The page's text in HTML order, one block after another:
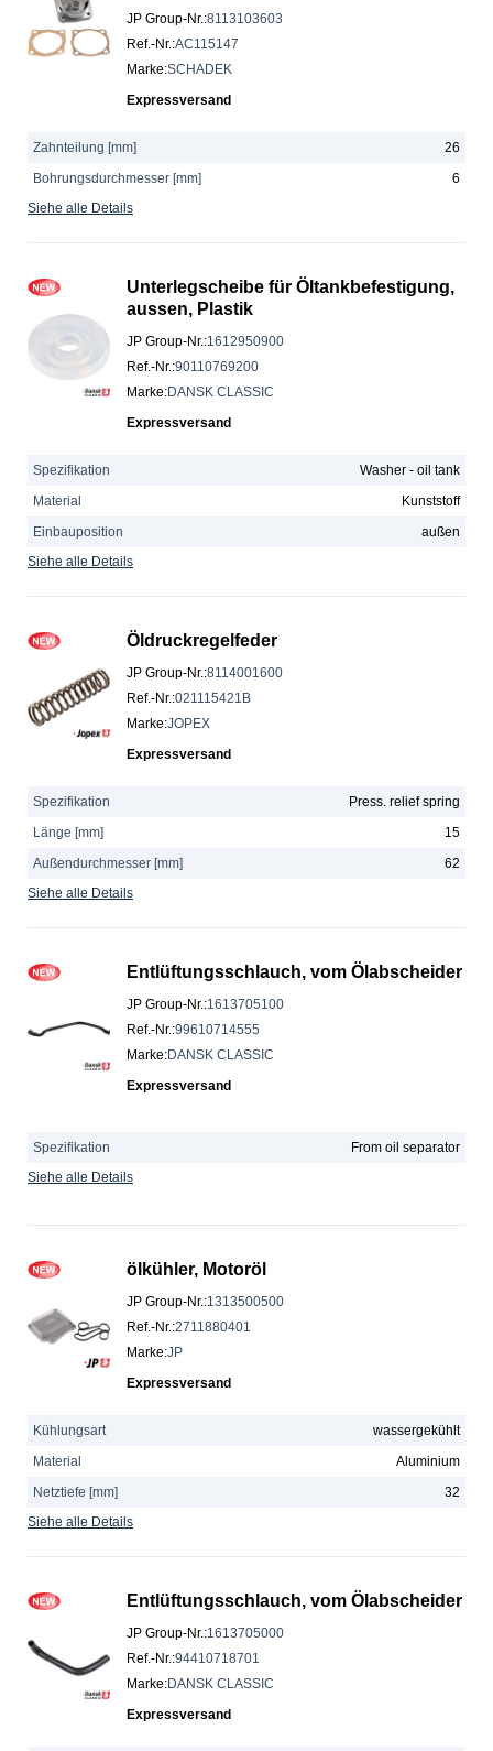
JP Group-Nr.:8113103603
Ref.-Nr.:AC115147
Marke:SCHADEK
Expressversand
Zahnteilung [mm]
26
Bohrungsdurchmesser [mm]
6
Siehe alle Details
Unterlegscheibe für Öltankbefestigung,
aussen, Plastik
JP Group-Nr.:1612950900
Ref.-Nr.:90110769200
Marke:DANSK CLASSIC
Expressversand
Spezifikation
Washer - oil tank
Material
Kunststoff
Einbauposition
außen
Siehe alle Details
Öldruckregelfeder
JP Group-Nr.:8114001600
Ref.-Nr.:021115421B
Marke:JOPEX
Expressversand
Spezifikation
Press. relief spring
Länge [mm]
15
Außendurchmesser [mm]
62
Siehe alle Details
Entlüftungsschlauch, vom Ölabscheider
JP Group-Nr.:1613705100
Ref.-Nr.:99610714555
Marke:DANSK CLASSIC
Expressversand
Spezifikation
From oil separator
Siehe alle Details
ölkühler, Motoröl
JP Group-Nr.:1313500500
Ref.-Nr.:2711880401
Marke:JP
Expressversand
Kühlungsart
wassergekühlt
Material
Aluminium
Netztiefe [mm]
32
Siehe alle Details
Entlüftungsschlauch, vom Ölabscheider
JP Group-Nr.:1613705000
Ref.-Nr.:94410718701
Marke:DANSK CLASSIC
Expressversand